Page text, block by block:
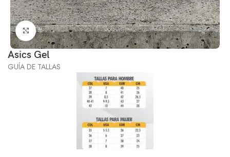
Click to enlarge
Asics Gel
GUÍA DE TALLAS